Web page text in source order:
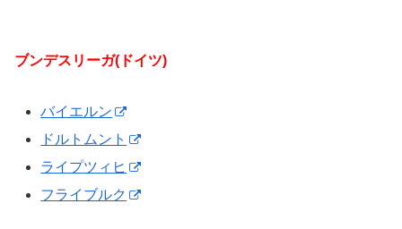
ブンデスリーガ(ドイツ)
バイエルン
ドルトムント
ライプツィヒ
フライブルク